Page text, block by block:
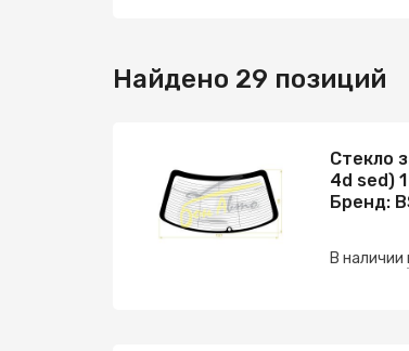
Найдено 29 позиций
Стекло
4d sed)
Бренд:
В наличии